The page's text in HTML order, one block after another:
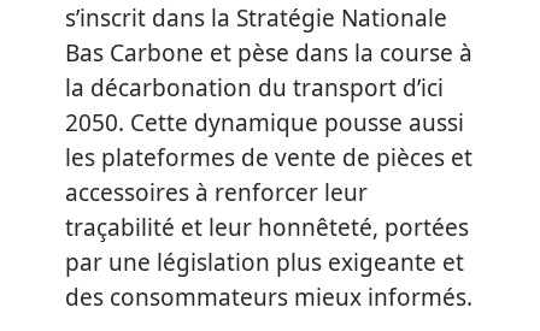
s’inscrit dans la Stratégie Nationale
Bas Carbone et pèse dans la course à
la décarbonation du transport d’ici
2050. Cette dynamique pousse aussi
les plateformes de vente de pièces et
accessoires à renforcer leur
traçabilité et leur honnêteté, portées
par une législation plus exigeante et
des consommateurs mieux informés.